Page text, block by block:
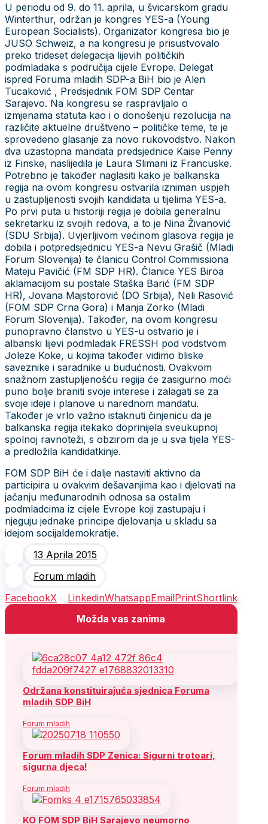
U periodu od 9. do 11. aprila, u švicarskom gradu
Winterthur, održan je kongres YES-a (Young
European Socialists). Organizator kongresa bio je
JUSO Schweiz, a na kongresu je prisustvovalo
preko trideset delegacija lijevih političkih
podmladaka s područija cijele Evrope. Delegat
ispred Foruma mladih SDP-a BiH bio je Alen
Tucaković , Predsjednik FOM SDP Centar
Sarajevo. Na kongresu se raspravljalo o
izmjenama statuta kao i o donošenju rezolucija na
različite aktuelne društveno – političke teme, te je
sprovedeno glasanje za novo rukovodstvo. Nakon
dva uzastopna mandata predsjednice Kaise Penny
iz Finske, naslijedila je Laura Slimani iz Francuske.
Potrebno je također naglasiti kako je balkanska
regija na ovom kongresu ostvarila izniman uspjeh
u zastupljenosti svojih kandidata u tijelima YES-a.
Po prvi puta u historiji regija je dobila generalnu
sekretarku iz svojih redova, a to je Nina Živanović
(SDU Srbija). Uvjerljivom većinom glasova regija je
dobila i potpredsjednicu YES-a Nevu Grašič (Mladi
Forum Slovenija) te članicu Control Commissiona
Mateju Pavičić (FM SDP HR). Članice YES Biroa
aklamacijom su postale Staška Barić (FM SDP
HR), Jovana Majstorović (DO Srbija), Neli Rasović
(FOM SDP Crna Gora) i Manja Zorko (Mladi
Forum Slovenija). Također, na ovom kongresu
punopravno članstvo u YES-u ostvario je i
albanski lijevi podmladak FRESSH pod vodstvom
Joleze Koke, u kojima također vidimo bliske
saveznike i saradnike u budućnosti. Ovakvom
snažnom zastupljenošću regija će zasigurno moći
puno bolje braniti svoje interese i zalagati se za
svoje ideje i planove u narednom mandatu.
Također je vrlo važno istaknuti činjenicu da je
balkanska regija itekako doprinijela sveukupnoj
spolnoj ravnoteži, s obzirom da je u sva tijela YES-
a predložila kandidatkinje.
FOM SDP BiH će i dalje nastaviti aktivno da
participira u ovakvim dešavanjima kao i djelovati na
jačanju međunarodnih odnosa sa ostalim
podmladcima iz cijele Evrope koji zastupaju i
njeguju jednake principe djelovanja u skladu sa
idejom socijaldemokratije.
13 Aprila 2015
Forum mladih
FacebookX LinkedinWhatsappEmailPrintShortlink
Možda vas zanima
Održana konstituirajuća sjednica Foruma
mladih SDP BiH
Forum mladih
Forum mladih SDP Zenica: Sigurni trotoari,
sigurna djeca!
Forum mladih
KO FOM SDP BiH Sarajevo neumorno